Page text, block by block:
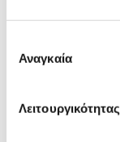
συγκατάθεσης
Αναγκαία
Λειτουργικότητας
Αξιολογήσεις
Δες τι